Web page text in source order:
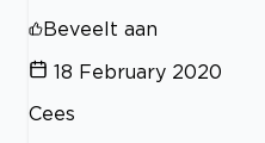
Beveelt aan
18 February 2020
Cees